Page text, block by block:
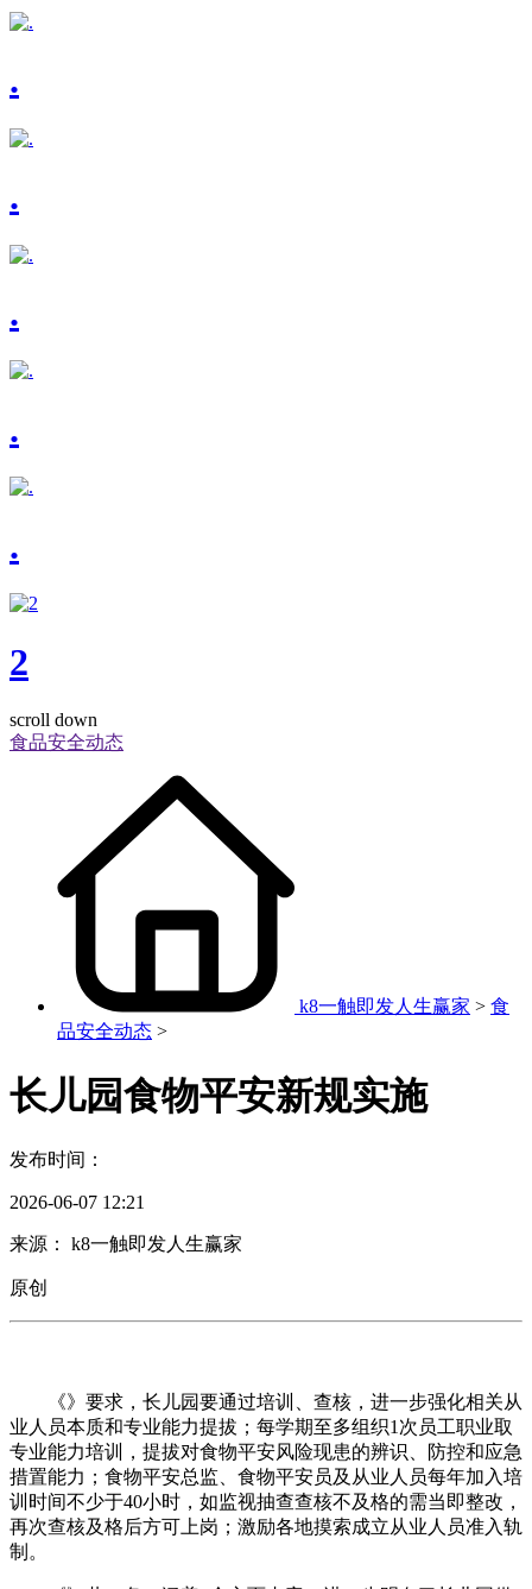
.
.
.
.
.
2
scroll down
食品安全动态
k8一触即发人生赢家 > 食
品安全动态 >
长儿园食物平安新规实施
发布时间：
2026-06-07 12:21
来源： k8一触即发人生赢家
原创
《》要求，长儿园要通过培训、查核，进一步强化相关从
业人员本质和专业能力提拔；每学期至多组织1次员工职业取
专业能力培训，提拔对食物平安风险现患的辨识、防控和应急
措置能力；食物平安总监、食物平安员及从业人员每年加入培
训时间不少于40小时，如监视抽查查核不及格的需当即整改，
再次查核及格后方可上岗；激励各地摸索成立从业人员准入轨
制。